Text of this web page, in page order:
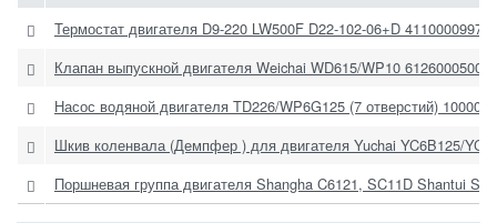
Термостат двигателя D9-220 LW500F D22-102-06+D 411000099734
Клапан выпускной двигателя Weichai WD615/WP10 612600050025
Насос водяной двигателя TD226/WP6G125 (7 отверстий)
Шкив коленвала (Демпфер ) для двигателя Yuchai YC6B125/
Поршневая группа двигателя Shangha C6121, SC11D Shantui